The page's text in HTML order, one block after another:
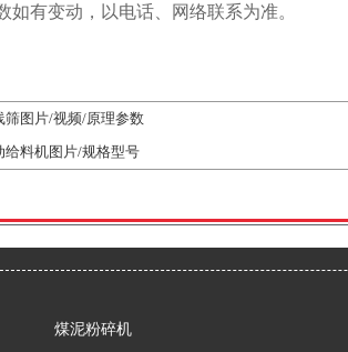
有变动，以电话、网络联系为准。
筛图片/视频/原理参数
给料机图片/规格型号
煤泥粉碎机